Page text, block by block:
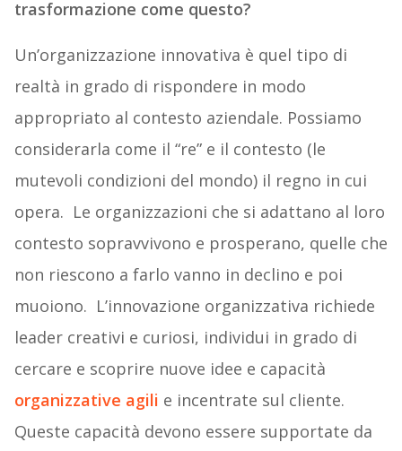
trasformazione come questo?
Un’organizzazione innovativa è quel tipo di
realtà in grado di rispondere in modo
appropriato al contesto aziendale. Possiamo
considerarla come il “re” e il contesto (le
mutevoli condizioni del mondo) il regno in cui
opera. Le organizzazioni che si adattano al loro
contesto sopravvivono e prosperano, quelle che
non riescono a farlo vanno in declino e poi
muoiono. L’innovazione organizzativa richiede
leader creativi e curiosi, individui in grado di
cercare e scoprire nuove idee e capacità
organizzative agili e incentrate sul cliente.
Queste capacità devono essere supportate da